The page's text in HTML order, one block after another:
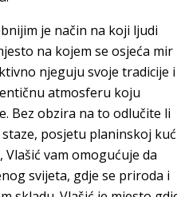
je način na koji ljudi
na kojem se osjeća mir
njeguju svoje tradicije i
atmosferu koju
Bez obzira na to odlučite li
posjetu planinskoj
vam omogućuje da
svijeta, gdje se priroda i